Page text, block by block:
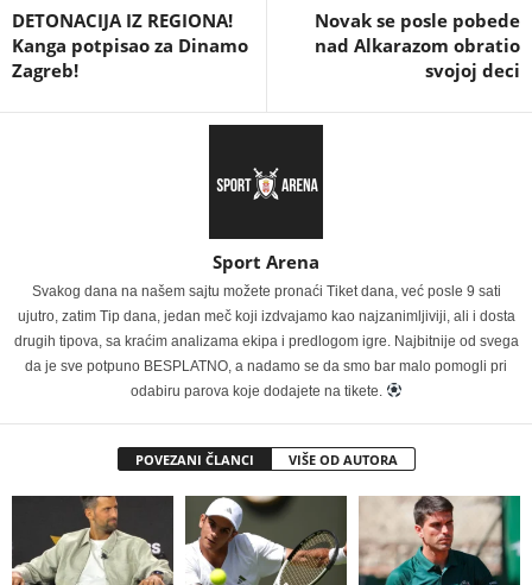
DETONACIJA IZ REGIONA!
Kanga potpisao za Dinamo
Zagreb!
Novak se posle pobede
nad Alkarazom obratio
svojoj deci
Sport Arena
Svakog dana na našem sajtu možete pronaći Tiket dana, već posle 9 sati
ujutro, zatim Tip dana, jedan meč koji izdvajamo kao najzanimljiviji, ali i dosta
drugih tipova, sa kraćim analizama ekipa i predlogom igre. Najbitnije od svega
da je sve potpuno BESPLATNO, a nadamo se da smo bar malo pomogli pri
odabiru parova koje dodajete na tikete.
POVEZANI ČLANCI VIŠE OD AUTORA